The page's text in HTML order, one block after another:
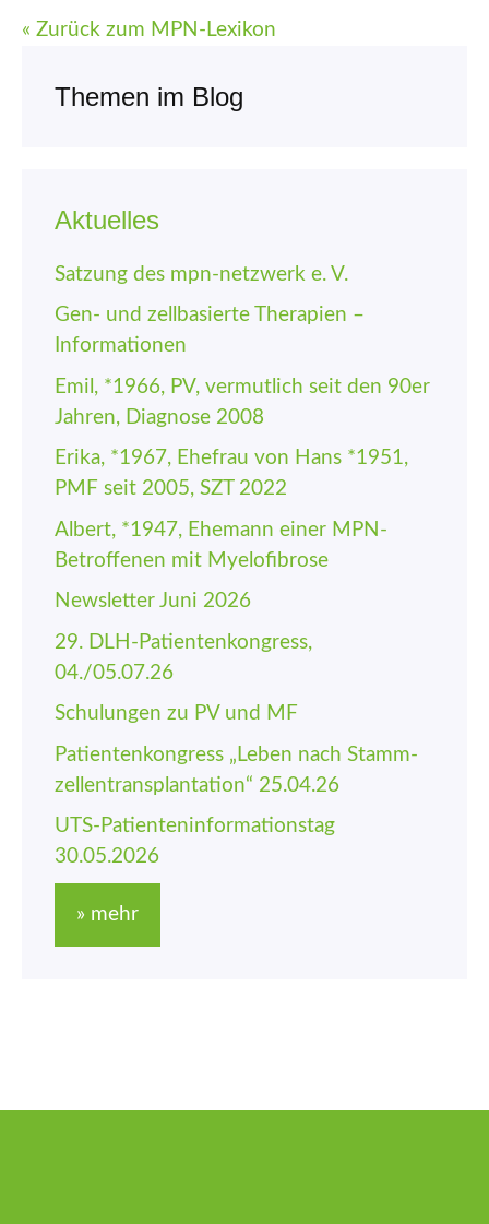
« Zurück zum MPN-Lexikon
Themen im Blog
Aktuelles
Satzung des mpn-netzwerk e. V.
Gen- und zellbasierte Therapien –
Informationen
Emil, *1966, PV, vermutlich seit den 90er
Jahren, Diagnose 2008
Erika, *1967, Ehefrau von Hans *1951,
PMF seit 2005, SZT 2022
Albert, *1947, Ehemann einer MPN-
Betroffenen mit Myelofibrose
Newsletter Juni 2026
29. DLH-Patienten­kongress,
04./05.07.26
Schulungen zu PV und MF
Patienten­kongress „Leben nach Stamm­
zellen­trans­plantation“ 25.04.26
UTS-Patienten­informations­tag
30.05.2026
» mehr